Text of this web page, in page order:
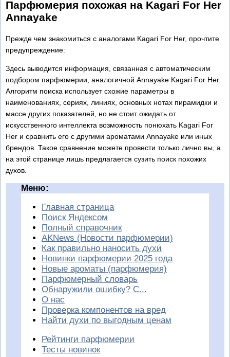
Парфюмерия похожая на Kagari For Her
Annayake
Прежде чем знакомиться с аналогами Kagari For Her, прочтите
предупреждение:
Здесь выводится информация, связанная с автоматическим
подбором парфюмерии, аналогичной Annayake Kagari For Her.
Алгоритм поиска использует схожие параметры в
наименованиях, сериях, линиях, основных нотах пирамидки и
массе других показателей, но не стоит ожидать от
искусственного интеллекта возможность понюхать Kagari For
Her и сравнить его с другими ароматами Annayake или иных
брендов. Такое сравнение можете провести только лично вы, а
на этой странице лишь предлагается сузить поиск похожих
духов.
Меню:
Главная страница
Поиск Яндексом
Полный справочник
AKNews (Новости парфюмерии)
Как правильно наносить духи
Новинки парфюмерии 2025 года
Новые ароматы (парфюмерия)
Парфюмерный словарь
Обнаружили ошибку? С...
О нас
Проверка компонентов на вред
Найти духи по выгодным ценам
Рейтинги парфюмерии
Тесты новинок